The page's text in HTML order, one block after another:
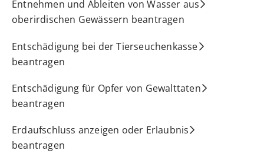
Entnehmen und Ableiten von Wasser aus
oberirdischen Gewässern beantragen
Entschädigung bei der Tierseuchenkasse
beantragen
Entschädigung für Opfer von Gewalttaten
beantragen
Erdaufschluss anzeigen oder Erlaubnis
beantragen